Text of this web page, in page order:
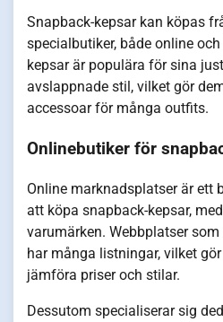
Snapback-kepsar kan köpas
specialbutiker, både online
kepsar är populära för sina
avslappnade stil, vilket gör
accessoar för många outfits.
Onlinebutiker för
Online marknadsplatser är ett
att köpa snapback-kepsar,
varumärken. Webbplatser
har många listningar, vilket
jämföra priser och stilar.
Dessutom specialiserar sig